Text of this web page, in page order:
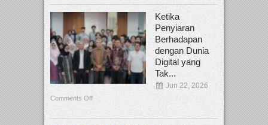
Ketika
Penyiaran
Berhadapan
dengan Dunia
Digital yang
Tak...
Jun 22, 2026
Comments Off